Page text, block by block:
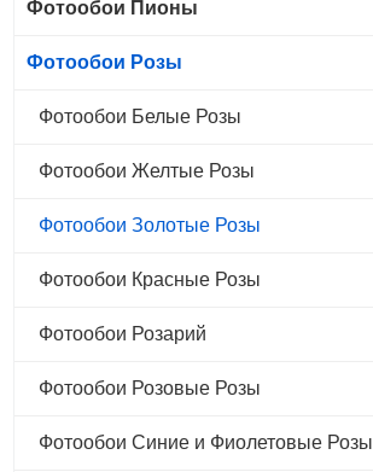
Фотообои Пионы
Фотообои Розы
Фотообои Белые Розы
Фотообои Желтые Розы
Фотообои Золотые Розы
Фотообои Красные Розы
Фотообои Розарий
Фотообои Розовые Розы
Фотообои Синие и Фиолетовые Розы